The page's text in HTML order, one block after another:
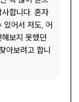
합니다. 혼자
있어서 저도, 어
보지 못했던
아보려고 합니